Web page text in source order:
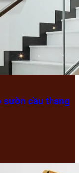
sườn cầu thang